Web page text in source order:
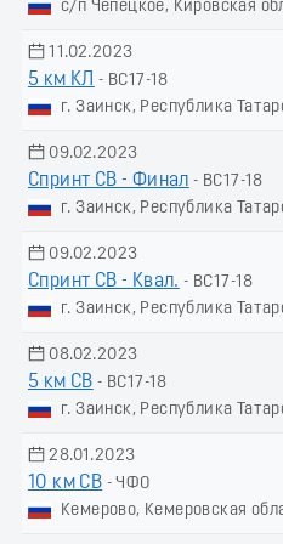
с/п Чепецкое, Кировская
11.02.2023
5 км КЛ
- ВС17-18
г. Заинск, Республика
09.02.2023
Спринт СВ - Финал - ВС17-18
г. Заинск, Республика
09.02.2023
Спринт СВ - Квал. - ВС17-18
г. Заинск, Республика
08.02.2023
5 км СВ - ВС17-18
г. Заинск, Республика
28.01.2023
10 км СВ - ЧФО
Кемерово, Кемеровская